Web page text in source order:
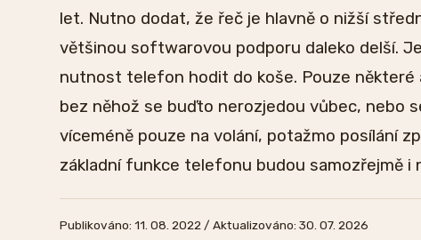
let. Nutno dodat, že řeč je hlavně o nižší
většinou softwarovou podporu daleko delší.
nutnost telefon hodit do koše. Pouze
bez něhož se buďto nerozjedou vůbec, nebo
víceméně pouze na volání, potažmo posílání
základní funkce telefonu budou samozřejmě i
Publikováno: 11. 08. 2022 / Aktualizováno: 30. 07. 2026